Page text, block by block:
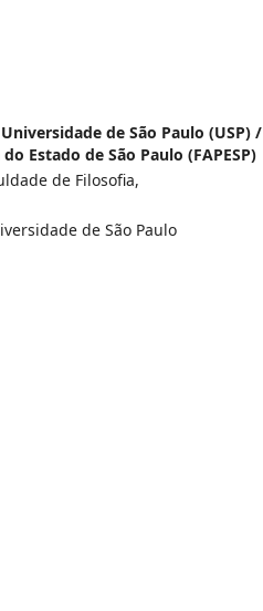
Universidade de São Paulo (USP) /
Estado de São Paulo (FAPESP)
de Filosofia,
de São Paulo